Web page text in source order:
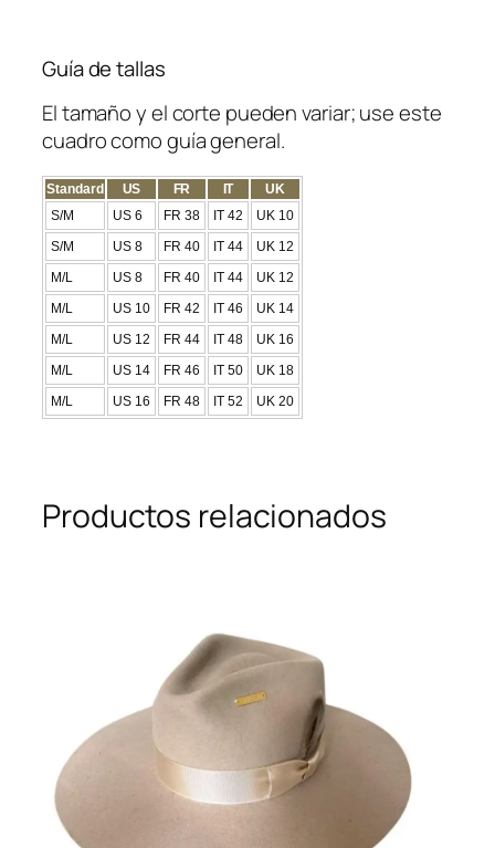
n
i
d
a
d
Guía de tallas
El tamaño y el corte pueden variar; use este
cuadro como guía general.
Standard US FR IT
UK
S/M
US 6 FR 38 IT 42
UK 10
S/M
US 8 FR 40 IT 44
UK 12
M/L
US 8 FR 40 IT 44
UK 12
M/L
US 10 FR 42 IT 46
UK 14
M/L
US 12 FR 44 IT 48
UK 16
M/L
US 14 FR 46 IT 50
UK 18
M/L
US 16 FR 48 IT 52 UK 20
Productos relacionados